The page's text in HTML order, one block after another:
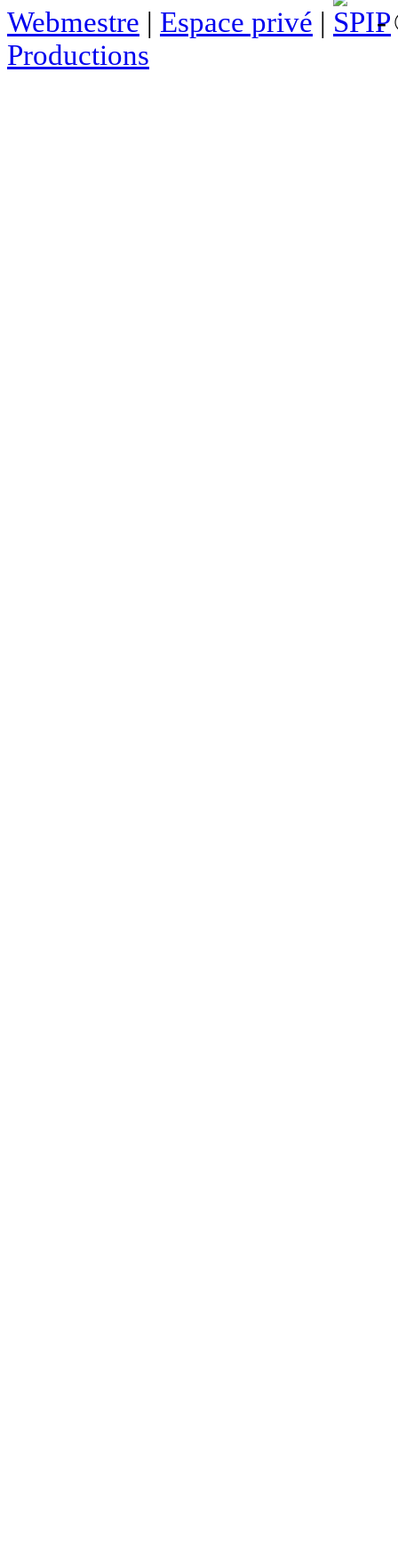
Webmestre | Espace privé |
-
Productions